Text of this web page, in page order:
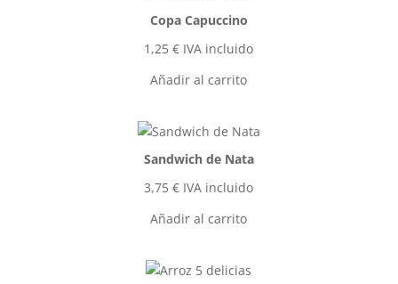
Copa Capuccino
1,25€ IVA incluido
Añadir al carrito
Sandwich de Nata
3,75€ IVA incluido
Añadir al carrito